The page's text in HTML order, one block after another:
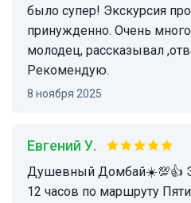
было супер! Экскурсия
принужденно. Очень
молодец, рассказывал
Рекомендую.
8 ноября 2025
Евгений У.
Душевный Домбай☀️💯👍 Экскурсия шикарная.
12 часов по маршруту